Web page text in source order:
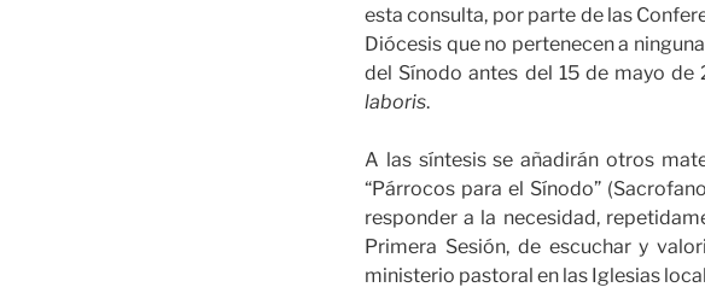
esta consulta, por parte de las
Diócesis que no pertenecen a
del Sínodo antes del 15 de mayo
laboris.
A las síntesis se añadirán otros
“Párrocos para el Sínodo”
responder a la necesidad,
Primera Sesión, de escuchar y
ministerio pastoral en las Iglesias